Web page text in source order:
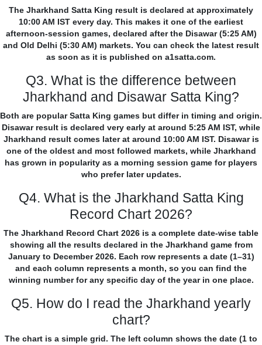
The Jharkhand Satta King result is declared at approximately
10:00 AM IST every day. This makes it one of the earliest
afternoon-session games, declared after the Disawar (5:25 AM)
and Old Delhi (5:30 AM) markets. You can check the latest result
as soon as it is published on a1satta.com.
Q3. What is the difference between
Jharkhand and Disawar Satta King?
Both are popular Satta King games but differ in timing and origin.
Disawar result is declared very early at around 5:25 AM IST, while
Jharkhand result comes later at around 10:00 AM IST. Disawar is
one of the oldest and most followed markets, while Jharkhand
has grown in popularity as a morning session game for players
who prefer later updates.
Q4. What is the Jharkhand Satta King
Record Chart 2026?
The Jharkhand Record Chart 2026 is a complete date-wise table
showing all the results declared in the Jharkhand game from
January to December 2026. Each row represents a date (1–31)
and each column represents a month, so you can find the
winning number for any specific day of the year in one place.
Q5. How do I read the Jharkhand yearly
chart?
The chart is a simple grid. The left column shows the date (1 to